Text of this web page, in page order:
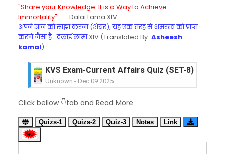
"Share your Knowledge. It is a Way to Achieve
Immortality".---Dalai Lama XIV
अपने ज्ञान को साझा करना (शेयर), यह एक तरह से अमरत्व को प्राप्त
करने जैसा है- दलाई लामाXIV (Translated By-Asheesh
kamal)
KVS Exam-Current Affairs Quiz (SET-8) in
Unknown - Dec 09 2025
Unknown- Dec 08 2025
KVS Exam-Current Affairs Quiz (SET-6) in
Unknown-Dec 07 2025
Click bellow 👇tab and Read More
Quizs-1 Quizs-2 Quiz-3 Notes Link